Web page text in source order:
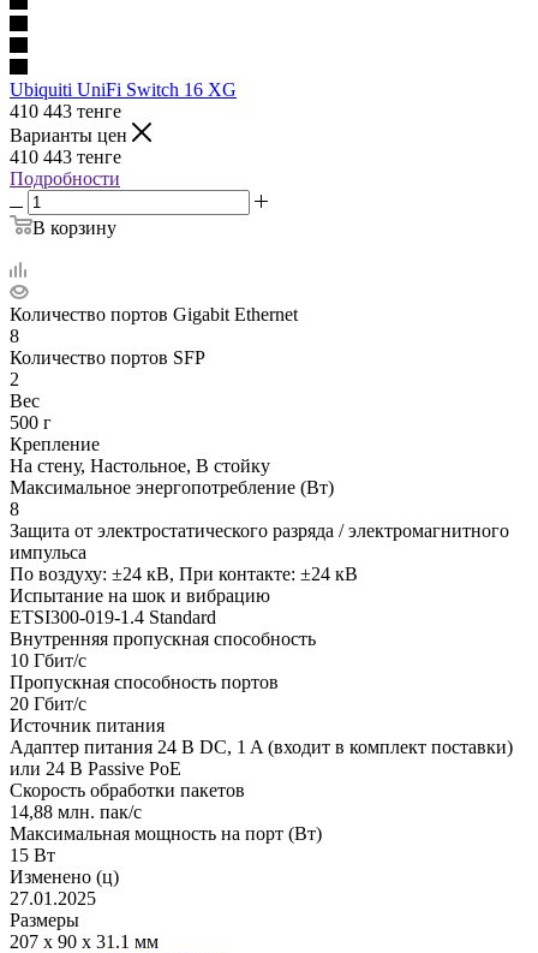
Ubiquiti UniFi Switch 16 XG
410 443 тенге
Варианты цен
410 443 тенге
Подробности
В корзину
Количество портов Gigabit Ethernet
8
Количество портов SFP
2
Вес
500 г
Крепление
На стену, Настольное, В стойку
Максимальное энергопотребление (Вт)
8
Защита от электростатического разряда / электромагнитного
импульса
По воздуху: ±24 кВ, При контакте: ±24 кВ
Испытание на шок и вибрацию
ETSI300-019-1.4 Standard
Внутренняя пропускная способность
10 Гбит/с
Пропускная способность портов
20 Гбит/с
Источник питания
Адаптер питания 24 В DC, 1 A (входит в комплект поставки)
или 24 В Passive PoE
Скорость обработки пакетов
14,88 млн. пак/с
Максимальная мощность на порт (Вт)
15 Вт
Изменено (ц)
27.01.2025
Размеры
207 х 90 х 31.1 мм